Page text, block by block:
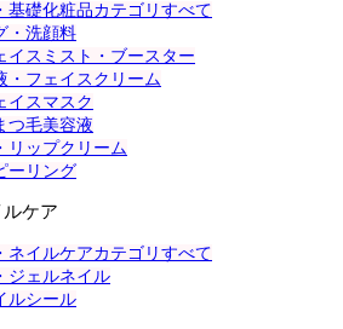
基礎化粧品カテゴリすべて
・洗顔料
イスミスト・ブースター
・フェイスクリーム
イスマスク
つ毛美容液
リップクリーム
ーリング
ケア
ネイルケアカテゴリすべて
ジェルネイル
ルシール